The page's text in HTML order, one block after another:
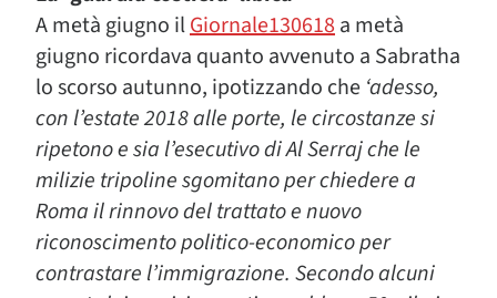
A metà giugno ilGiornale130618a metà
giugno ricordava quanto avvenuto a Sabratha
lo scorso autunno, ipotizzando che ‘adesso,
con l’estate 2018 alle porte, le circostanze si
ripetono e sia l’esecutivo di Al Serraj che le
milizie tripoline sgomitano per chiedere a
Roma il rinnovo del trattato e nuovo
riconoscimento politico-economico per
contrastare l’immigrazione. Secondo alcuni